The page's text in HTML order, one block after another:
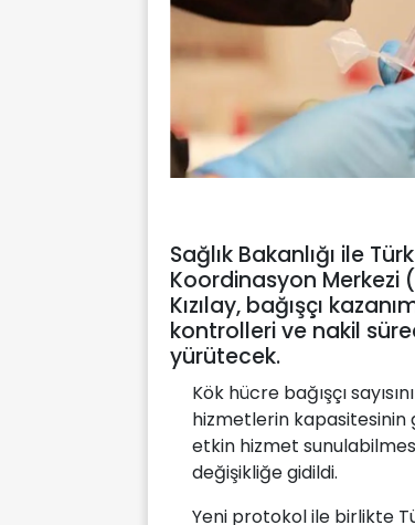
Sağlık Bakanlığı ile
Koordinasyon Merkezi
Kızılay, bağışçı
kontrolleri ve nakil
yürütecek.
Kök hücre bağışçı
hizmetlerin kapasitesinin
etkin hizmet
değişikliğe gidildi.
Yeni protokol ile birlikte